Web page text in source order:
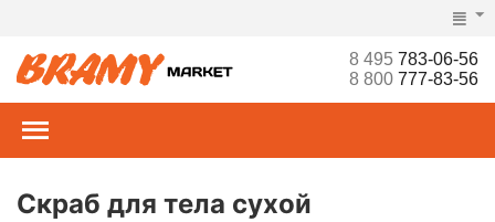
8 495783-06-56
8 800777-83-56
Скраб для тела сухой